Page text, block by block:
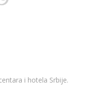
i hotela Srbije.